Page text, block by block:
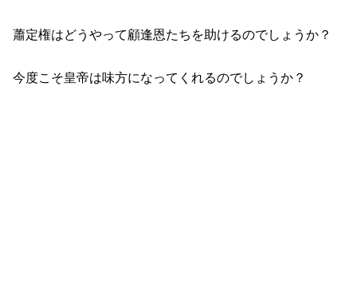
蕭定権はどうやって顧逢恩たちを助けるのでしょうか？
今度こそ皇帝は味方になってくれるのでしょうか？